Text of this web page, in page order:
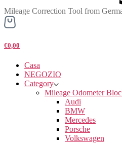
Mileage Correction Tool from
€0,00
Casa
NEGOZIO
Category
Mileage Odometer
Audi
BMW
Mercedes
Porsche
Volkswagen